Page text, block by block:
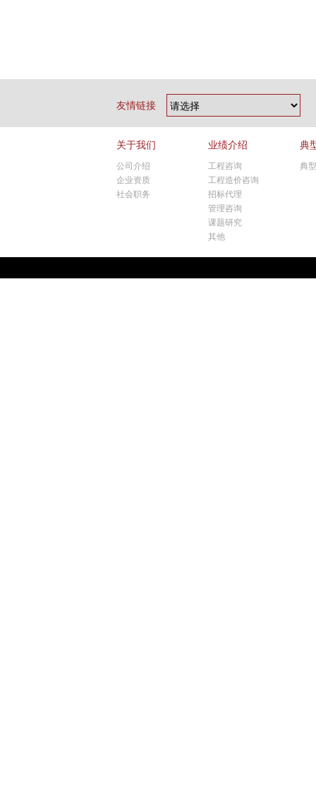
友情链接
关于我们
公司介绍
企业资质
社会职务
业绩介绍
工程咨询
工程造价咨询
招标代理
管理咨询
课题研究
其他
典
典